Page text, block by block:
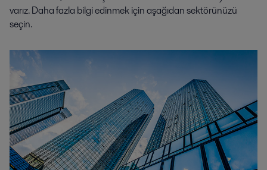
varız. Daha fazla bilgi edinmek için aşağıdan sektörünüzü
seçin.